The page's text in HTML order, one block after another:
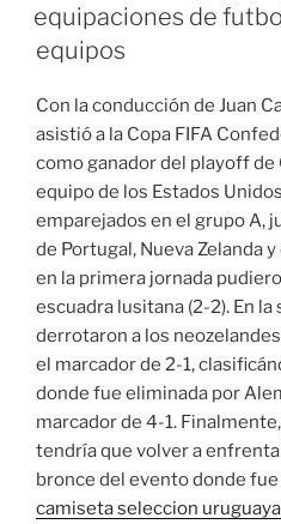
equipaciones de
equipos
Con la conducción de Juan
asistió a la Copa FIFA
como ganador del playoff de
equipo de los Estados
emparejados en el grupo A,
de Portugal, Nueva Zelanda
en la primera jornada
escuadra lusitana (2-2). En
derrotaron a los
el marcador de 2-1,
donde fue eliminada por
marcador de 4-1. Finalmente,
tendría que volver a
bronce del evento donde
camiseta seleccion